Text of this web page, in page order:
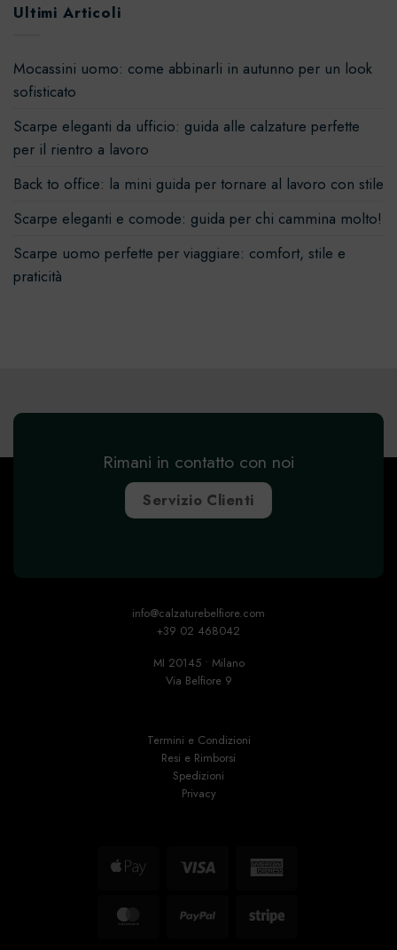
Ultimi Articoli
Mocassini uomo: come abbinarli in autunno per un look
sofisticato
Scarpe eleganti da ufficio: guida alle calzature perfette
per il rientro a lavoro
Back to office: la mini guida per tornare al lavoro con stile
Scarpe eleganti e comode: guida per chi cammina molto!
Scarpe uomo perfette per viaggiare: comfort, stile e
praticità
Rimani in contatto con noi
Servizio Clienti
info@calzaturebelfiore.com
+39 02 468042
MI 20145 • Milano
Via Belfiore 9
Termini e Condizioni
Resi e Rimborsi
Spedizioni
Privacy
Apple
Visa
American
MasterCard
Stripe